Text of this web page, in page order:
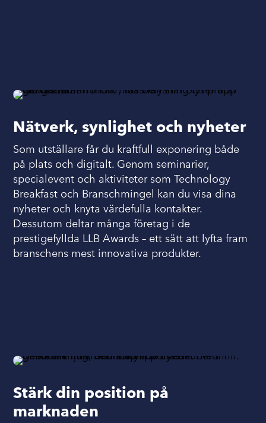
Nätverk, synlighet och nyheter
Som utställare får du kraftfull exponering både
på plats och digitalt. Genom seminarier,
specialevent och aktiviteter som Technology
Breakfast och Branschmingel kan du visa dina
nyheter och knyta värdefulla kontakter.
Dessutom deltar många företag i de
prestigefyllda LLB Awards – ett sätt att lyfta fram
branschens mest innovativa produkter.
Stärk din position på
marknaden